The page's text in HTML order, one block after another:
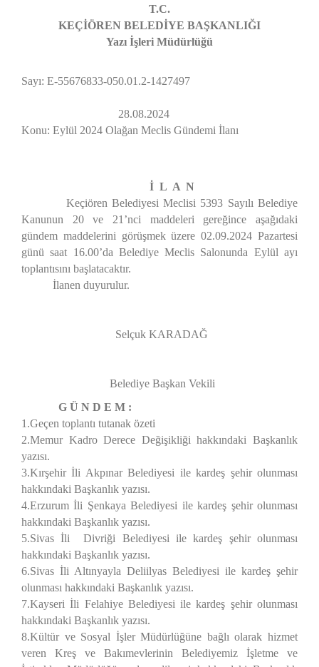
T.C.
KEÇİÖREN BELEDİYE BAŞKANLIĞI
Yazı İşleri Müdürlüğü
Sayı: E-55676833-050.01.2-1427497
28.08.2024
Konu: Eylül 2024 Olağan Meclis Gündemi İlanı
İ L A N
Keçiören Belediyesi Meclisi 5393 Sayılı Belediye
Kanunun 20 ve 21’nci maddeleri gereğince aşağıdaki
gündem maddelerini görüşmek üzere 02.09.2024 Pazartesi
günü saat 16.00’da Belediye Meclis Salonunda Eylül ayı
toplantısını başlatacaktır.
İlanen duyurulur.
Selçuk KARADAĞ
Belediye Başkan Vekili
G Ü N D E M :
1.Geçen toplantı tutanak özeti
2.Memur Kadro Derece Değişikliği hakkındaki Başkanlık
yazısı.
3.Kırşehir İli Akpınar Belediyesi ile kardeş şehir olunması
hakkındaki Başkanlık yazısı.
4.Erzurum İli Şenkaya Belediyesi ile kardeş şehir olunması
hakkındaki Başkanlık yazısı.
5.Sivas İli Divriği Belediyesi ile kardeş şehir olunması
hakkındaki Başkanlık yazısı.
6.Sivas İli Altınyayla Deliilyas Belediyesi ile kardeş şehir
olunması hakkındaki Başkanlık yazısı.
7.Kayseri İli Felahiye Belediyesi ile kardeş şehir olunması
hakkındaki Başkanlık yazısı.
8.Kültür ve Sosyal İşler Müdürlüğüne bağlı olarak hizmet
veren Kreş ve Bakımevlerinin Belediyemiz İşletme ve